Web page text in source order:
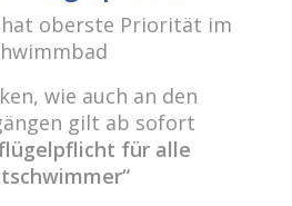
Bad
93 918 -10
oberste Priorität im
wie auch an den
gilt ab sofort
für alle